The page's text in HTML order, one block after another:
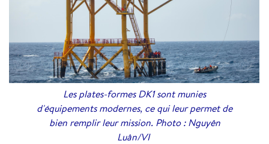
Les plates-formes DK1 sont munies
d'équipements modernes, ce qui leur permet de
bien remplir leur mission. Photo : Nguyên
Luân/VI